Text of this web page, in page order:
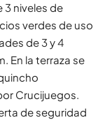
3 niveles de
verdes de uso
de 3 y 4
En la terraza se
Crucijuegos.
de seguridad